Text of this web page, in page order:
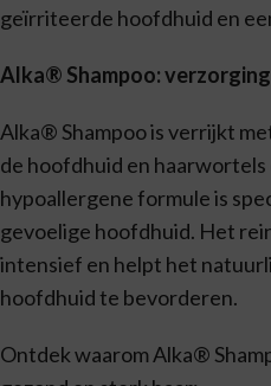
geïrriteerde hoofdhuid en
Alka® Shampoo:
Alka® Shampoo is verrijkt
de hoofdhuid en
hypoallergene formule is
gevoelige hoofdhuid. Het
intensief en helpt het
hoofdhuid te bevorderen.
Ontdek waarom Alka®